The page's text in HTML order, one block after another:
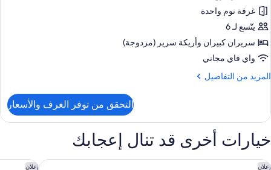
أريكة
سرير
(High
Floor)
غرفة
(2
Queen
Bed
&
Sofabed,
غرفة نوم واحدة
يتّسع لـ 6
سريران كبيران‫‬ وأريكة سرير (مزدوجة)
واي فاي مجاني
المزيد من التفاصيل
المزيد
غرفة
Queen
Bed
&
التحقق من توفر الغرف والأسعار
خيارات أخرى قد تنال إعجابك
إعلان
ماريوت تامبا ويست شور إعلان
كورت